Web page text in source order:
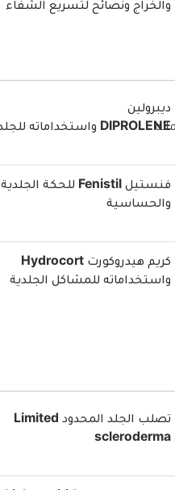
والخراج ونصائح لتسريع الشفاء
ديبرولين
DIPROLENE واستخداماته للجلد
فنستيل Fenistil للحكة الجلدية
والحساسية
كريم هيدروكورت Hydrocort
واستخداماته للمشاكل الجلدية
تصلب الجلد المحدود Limited
scleroderma